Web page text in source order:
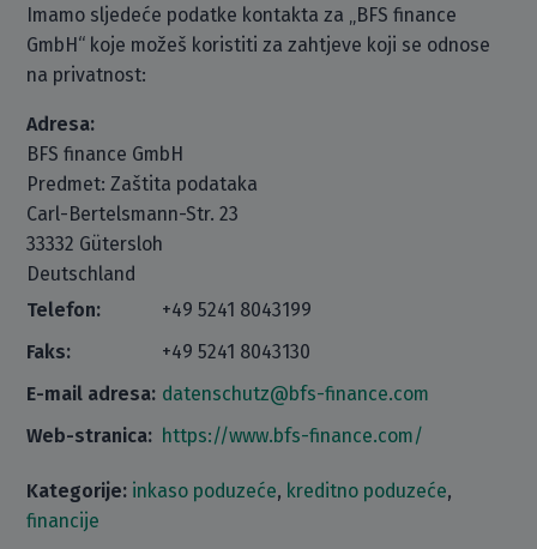
Imamo sljedeće podatke kontakta za „BFS finance
GmbH“ koje možeš koristiti za zahtjeve koji se odnose
na privatnost:
Adresa:
BFS finance GmbH
Predmet: Zaštita podataka
Carl-Bertelsmann-Str. 23
33332 Gütersloh
Deutschland
Telefon:
+49 5241 8043199
Faks:
+49 5241 8043130
E-mail adresa: datenschutz@bfs-finance.com
Web-stranica: https://www.bfs-finance.com/
Kategorije: inkaso poduzeće, kreditno poduzeće,
financije